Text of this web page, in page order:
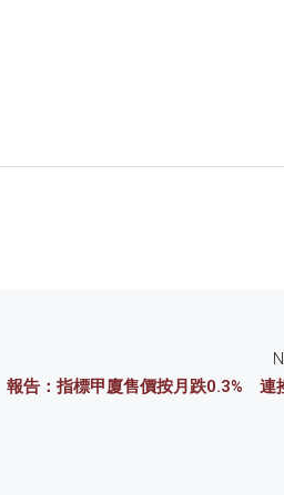
報告：指標甲廈售價按月跌0.3% 連